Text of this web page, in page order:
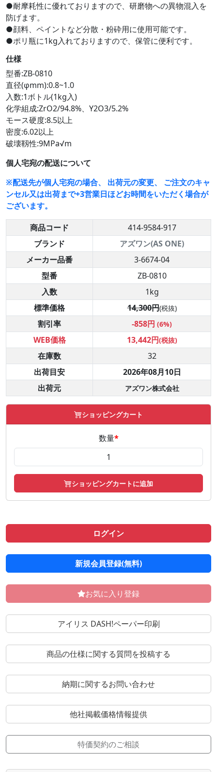
●耐摩耗性に優れておりますので、研磨物への異物混入を
防げます。
●顔料、ペイントなど分散・粉砕用に使用可能です。
●ポリ瓶に1kg入れておりますので、保管に便利です。
仕様
型番:ZB-0810
直径(φmm):0.8~1.0
入数:1ボトル(1kg入)
化学組成:ZrO2/94.8%、Y2O3/5.2%
モース硬度:8.5以上
密度:6.02以上
破壊靱性:9MPa√m
個人宅宛の配送について
※配送先が個人宅宛の場合、 出荷元の変更、 ご注文のキャ
ンセル又は出荷まで+3営業日ほどお時間をいただく場合が
ございます。
商品コード
414-9584-917
ブランド
アズワン(AS ONE)
メーカー品番
3-6674-04
型番
ZB-0810
入数
1kg
標準価格
14,300円(税抜)
割引率 -858円 (6%)
WEB価格 13,442円(税抜)
在庫数
32
出荷目安
2026年08月10日
出荷元
アズワン株式会社
ショッピングカート
数量*
ショッピングカートに追加
ログイン
新規会員登録(無料)
お気に入り登録
アイリス DASH!ペーパー印刷
商品の仕様に関する質問を投稿する
納期に関するお問い合わせ
他社掲載価格情報提供
特価契約のご相談